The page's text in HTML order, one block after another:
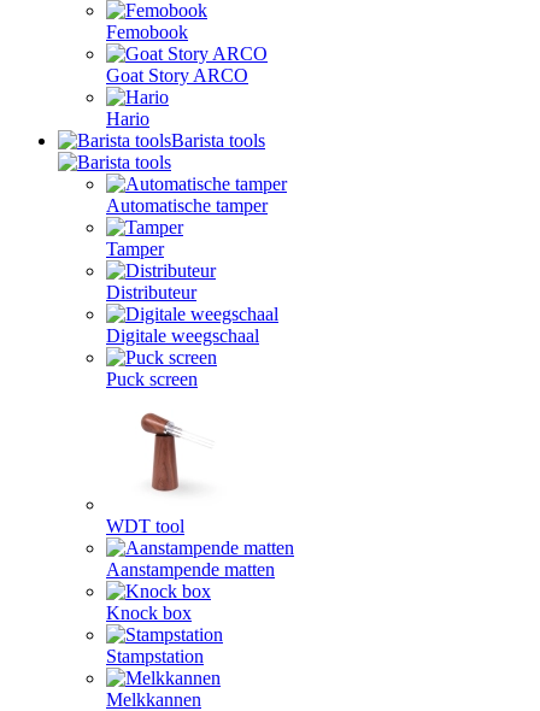
Femobook
Goat Story ARCO
Hario
Barista tools
Automatische tamper
Tamper
Distributeur
Digitale weegschaal
Puck screen
WDT tool
Aanstampende matten
Knock box
Stampstation
Melkkannen